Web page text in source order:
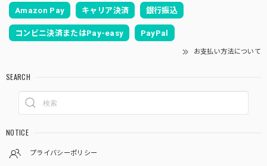
Amazon Pay キャリア決済 銀行振込
コンビニ決済またはPay-easy PayPal
お支払い方法について
SEARCH
NOTICE
プライバシーポリシー